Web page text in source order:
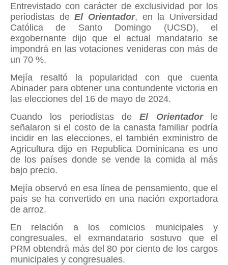
Entrevistado con carácter de exclusividad por los
periodistas deEl Orientador, en la Universidad
Católica de Santo Domingo (UCSD), el
exgobernante dijo que el actual mandatario se
impondrá en las votaciones venideras con más de
un 70 %.
Mejía resaltó la popularidad con que cuenta
Abinader para obtener una contundente victoria en
las elecciones del 16 de mayo de 2024.
Cuando los periodistas deEl Orientadorle
señalaron si el costo de la canasta familiar podría
incidir en las elecciones, el también exministro de
Agricultura dijo en Republica Dominicana es uno
de los países donde se vende la comida al más
bajo precio.
Mejía observó en esa línea de pensamiento, que el
país se ha convertido en una nación exportadora
de arroz.
En relación a los comicios municipales y
congresuales, el exmandatario sostuvo que el
PRM obtendrá más del 80 por ciento de los cargos
municipales y congresuales.